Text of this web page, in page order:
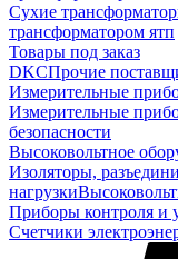
Сухие
трансформатором ятп
Товары под заказ
DKCПрочие
Измерительные
Измерительные
безопасности
Высоковольтное
Изоляторы,
нагрузки
Приборы контроля и
Счетчики